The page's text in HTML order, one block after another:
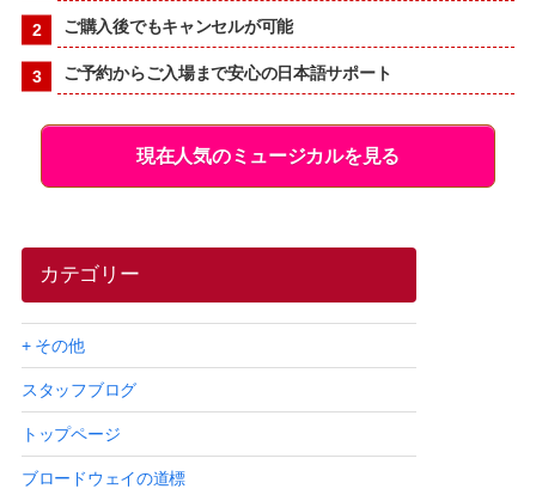
ご購入後でもキャンセルが可能
ご予約からご入場まで安心の日本語サポート
現在人気のミュージカルを見る
カテゴリー
+ その他
スタッフブログ
トップページ
ブロードウェイの道標